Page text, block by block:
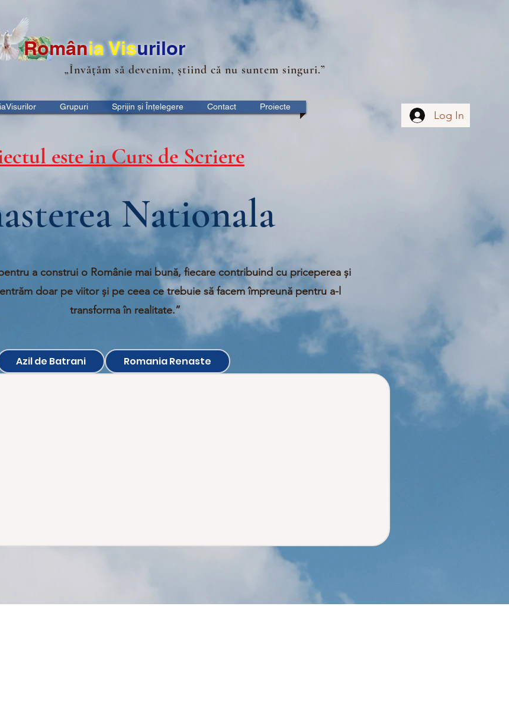
RomâniaVisurilor
„Învățăm să devenim, știind că nu suntem singuri.”
Grupuri Sprijin și Înțelegere Contact Proiecte
Log In
este in Curs de Scriere
Nationala
a construi o Românie mai bună, fiecare contribuind cu priceperea și
doar pe viitor și pe ceea ce trebuie să facem împreună pentru a-l
transforma în realitate.”
Azil de Batrani Romania Renaste